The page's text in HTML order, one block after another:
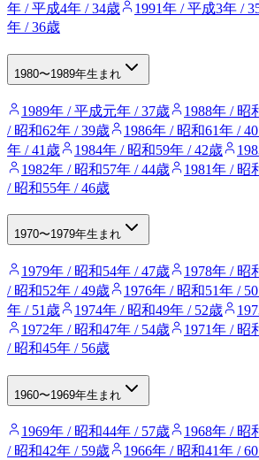
年 / 平成4年 / 34歳
1991年 / 平成3年 /
年 / 36歳
1980〜1989年生まれ
1989年 / 平成元年 / 37歳 1988年 / 昭
/ 昭和62年 / 39歳
1986年 / 昭和61年 /
年 / 41歳
1984年 / 昭和59年 / 42歳
1982年 / 昭和57年 / 44歳
1981年 / 昭
/ 昭和55年 / 46歳
1970〜1979年生まれ
1979年 / 昭和54年 / 47歳 1978年 / 昭
/ 昭和52年 / 49歳
1976年 / 昭和51年 /
年 / 51歳
1974年 / 昭和49年 / 52歳
1972年 / 昭和47年 / 54歳
1971年 / 昭
/ 昭和45年 / 56歳
1960〜1969年生まれ
1969年 / 昭和44年 / 57歳 1968年 / 昭
/ 昭和42年 / 59歳
1966年 / 昭和41年 /